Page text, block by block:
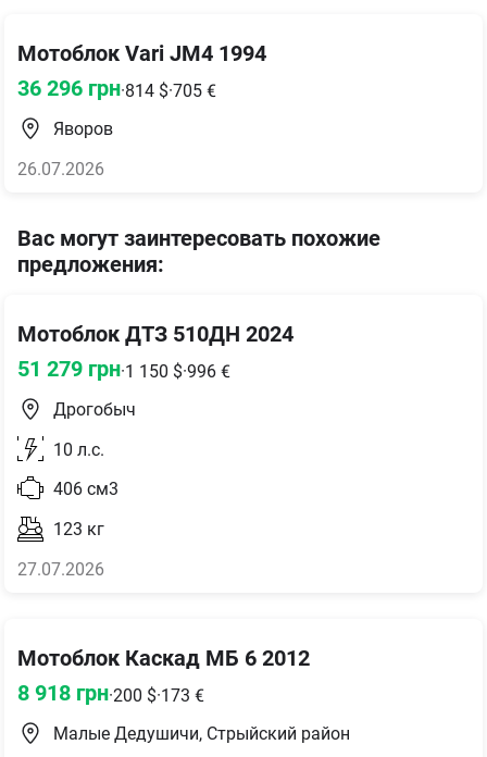
Мотоблок Vari JM4 1994
36 296 грн·814 $·705 €
Яворов
26.07.2026
Вас могут заинтересовать похожие
предложения:
Мотоблок ДТЗ 510ДН 2024
51 279 грн·1 150 $·996 €
Дрогобыч
10 л.с.
406 см3
123 кг
27.07.2026
Мотоблок Каскад МБ 6 2012
8 918 грн·200 $·173 €
Малые Дедушичи, Стрыйский район